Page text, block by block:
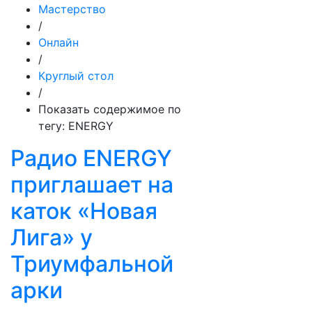
Мастерство
/
Онлайн
/
Круглый стол
/
Показать содержимое по
тегу: ENERGY
Радио ENERGY
приглашает на
каток «Новая
Лига» у
Триумфальной
арки